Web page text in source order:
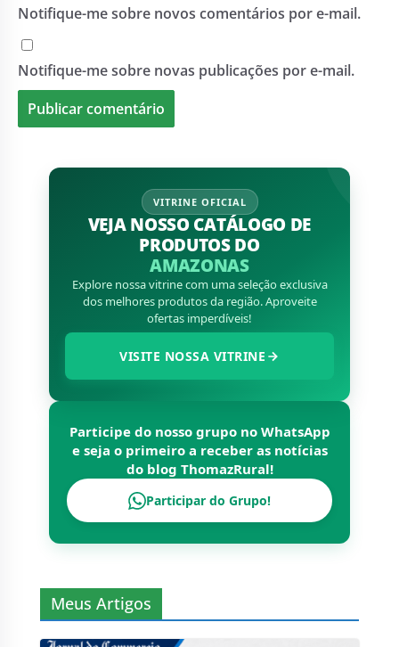
Notifique-me sobre novos comentários por e-mail.
Notifique-me sobre novas publicações por e-mail.
VITRINE OFICIAL
VEJA NOSSO CATÁLOGO DE
PRODUTOS DO
AMAZONAS
Explore nossa vitrine com uma seleção exclusiva
dos melhores produtos da região. Aproveite
ofertas imperdíveis!
VISITE NOSSA VITRINE
Participe do nosso grupo no WhatsApp
e seja o primeiro a receber as notícias
do blog ThomazRural!
Participar do Grupo!
Meus Artigos